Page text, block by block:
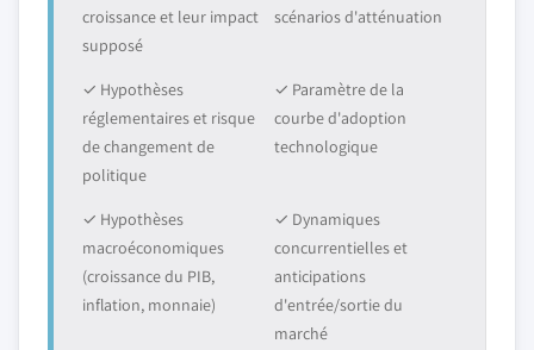
croissance et leur impact
supposé
scénarios d'atténuation
✓ Hypothèses
réglementaires et risque
de changement de
politique
✓ Paramètre de la
courbe d'adoption
technologique
✓ Hypothèses
macroéconomiques
(croissance du PIB,
inflation, monnaie)
✓ Dynamiques
concurrentielles et
anticipations
d'entrée/sortie du
marché